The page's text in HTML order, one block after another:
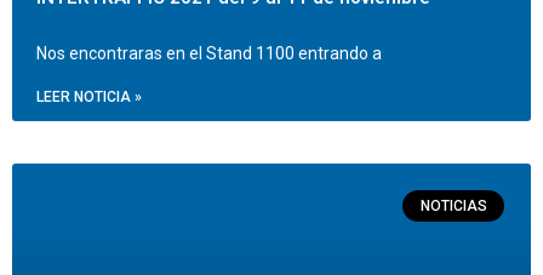
Nos encontraras en el Stand 1100 entrando a
LEER NOTICIA »
NOTICIAS